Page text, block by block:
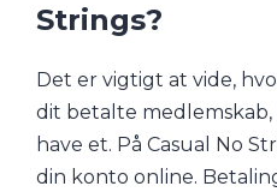
Strings?
Det er vigtigt at vide,
dit betalte
have et. På Casual No
din konto online.